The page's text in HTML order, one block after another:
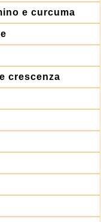
e curcuma
crescenza